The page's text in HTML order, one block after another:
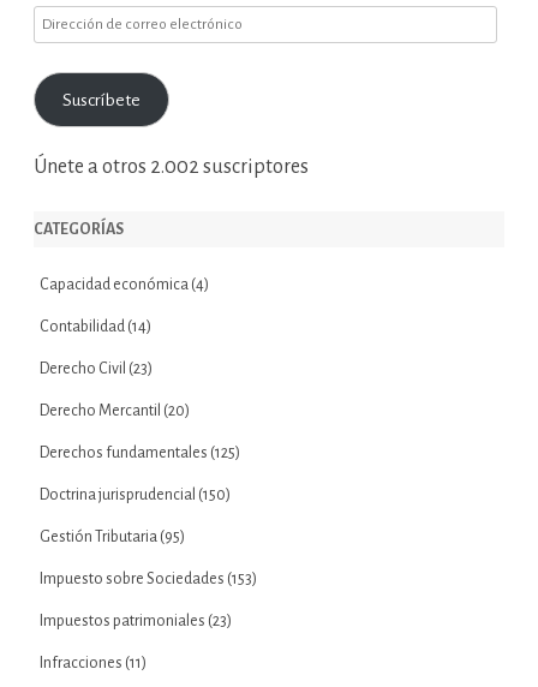
Dirección
correo
electrónico
Suscríbete
Únete a otros 2.002 suscriptores
CATEGORÍAS
Capacidad económica (4)
Contabilidad (14)
Derecho Civil (23)
Derecho Mercantil (20)
Derechos fundamentales (125)
Doctrina jurisprudencial (150)
Gestión Tributaria (95)
Impuesto sobre Sociedades (153)
Impuestos patrimoniales (23)
Infracciones (11)